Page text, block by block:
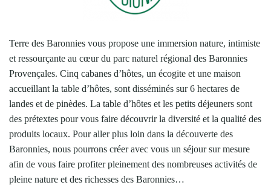
Terre des Baronnies vous propose une immersion nature, intimiste
et ressourçante au cœur du parc naturel régional des Baronnies
Provençales. Cinq cabanes d’hôtes, un écogite et une maison
accueillant la table d’hôtes, sont disséminés sur 6 hectares de
landes et de pinèdes. La table d’hôtes et les petits déjeuners sont
des prétextes pour vous faire découvrir la diversité et la qualité des
produits locaux. Pour aller plus loin dans la découverte des
Baronnies, nous pourrons créer avec vous un séjour sur mesure
afin de vous faire profiter pleinement des nombreuses activités de
pleine nature et des richesses des Baronnies…